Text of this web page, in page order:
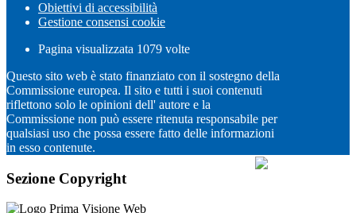
Obiettivi di accessibilità
Gestione consensi cookie
Pagina visualizzata 1079 volte
Questo sito web è stato finanziato con il sostegno della
Commissione europea. Il sito e tutti i suoi contenuti
riflettono solo le opinioni dell' autore e la
Commissione non può essere ritenuta responsabile per
qualsiasi uso che possa essere fatto delle informazioni
in esso contenute.
Sezione Copyright